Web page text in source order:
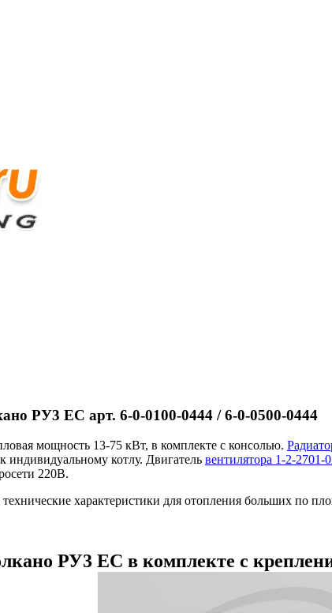
РУ3 ЕС арт. 6-0-0100-0444 / 6-0-0500-0444
мощность 13-75 кВт, в комплекте с консолью.
индивидуальному котлу. Двигатель вентилятора 1-2-2701-
220В.
характеристики для отопления больших по
РУ3 ЕС в комплекте с